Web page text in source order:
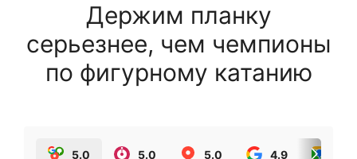
Держим планку
серьезнее, чем чемпионы
по фигурному катанию
5.0 5.0 5.0 4.9